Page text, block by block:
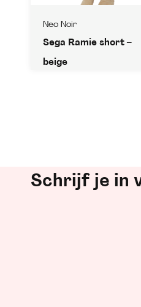
Neo Noir
Sega Ramie short –
beige
Schrijf je in